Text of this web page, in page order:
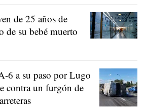
de 25 años de
de su bebé muerto
6 a su paso por Lugo
contra un furgón de